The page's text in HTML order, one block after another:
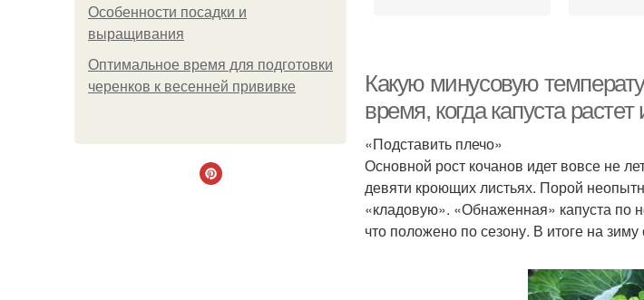
Особенности посадки и
выращивания
Оптимальное время для подготовки
черенков к весенней прививке
Какую минусовую
время, когда капуста
«Подставить плечо»
Основной рост кочанов идет вовсе не
девяти кроющих листьях. Порой
«кладовую». «Обнаженная» капуста по
что положено по сезону. В итоге на